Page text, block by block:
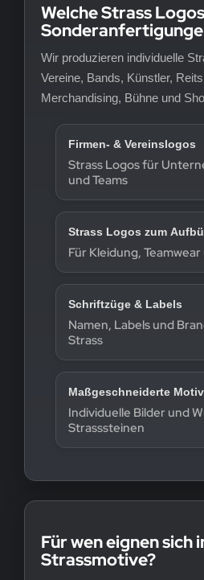
Welche Strass
Wir produzieren individuelle
Vereine, Bands, Künstler,
Merchandising, Bühne und
Firmen- & Vereinslogos
Strass Logos für
und Teams
Strass Logos zum
Für Kleidung,
Schriftzüge & Labels
Namen, Labels und
Strass
Maßgeschneiderte
Individuelle Bilder und
Strasssteinen
Für wen eignen sich
Strassmotive?